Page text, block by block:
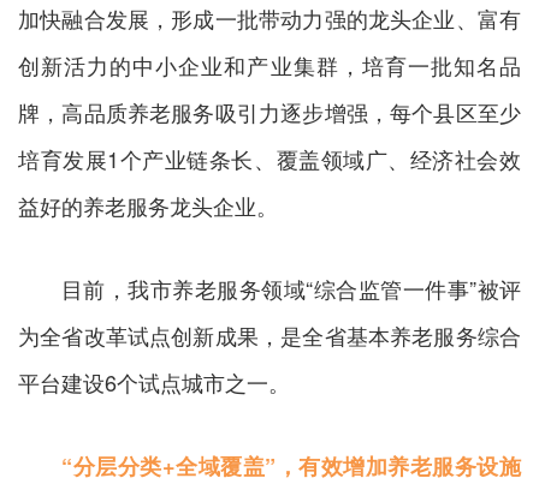
加快融合发展，形成一批带动力强的龙头企业、富有
创新活力的中小企业和产业集群，培育一批知名品
牌，高品质养老服务吸引力逐步增强，每个县区至少
培育发展1个产业链条长、覆盖领域广、经济社会效
益好的养老服务龙头企业。
目前，我市养老服务领域“综合监管一件事”被评
为全省改革试点创新成果，是全省基本养老服务综合
平台建设6个试点城市之一。
“分层分类+全域覆盖”，有效增加养老服务设施